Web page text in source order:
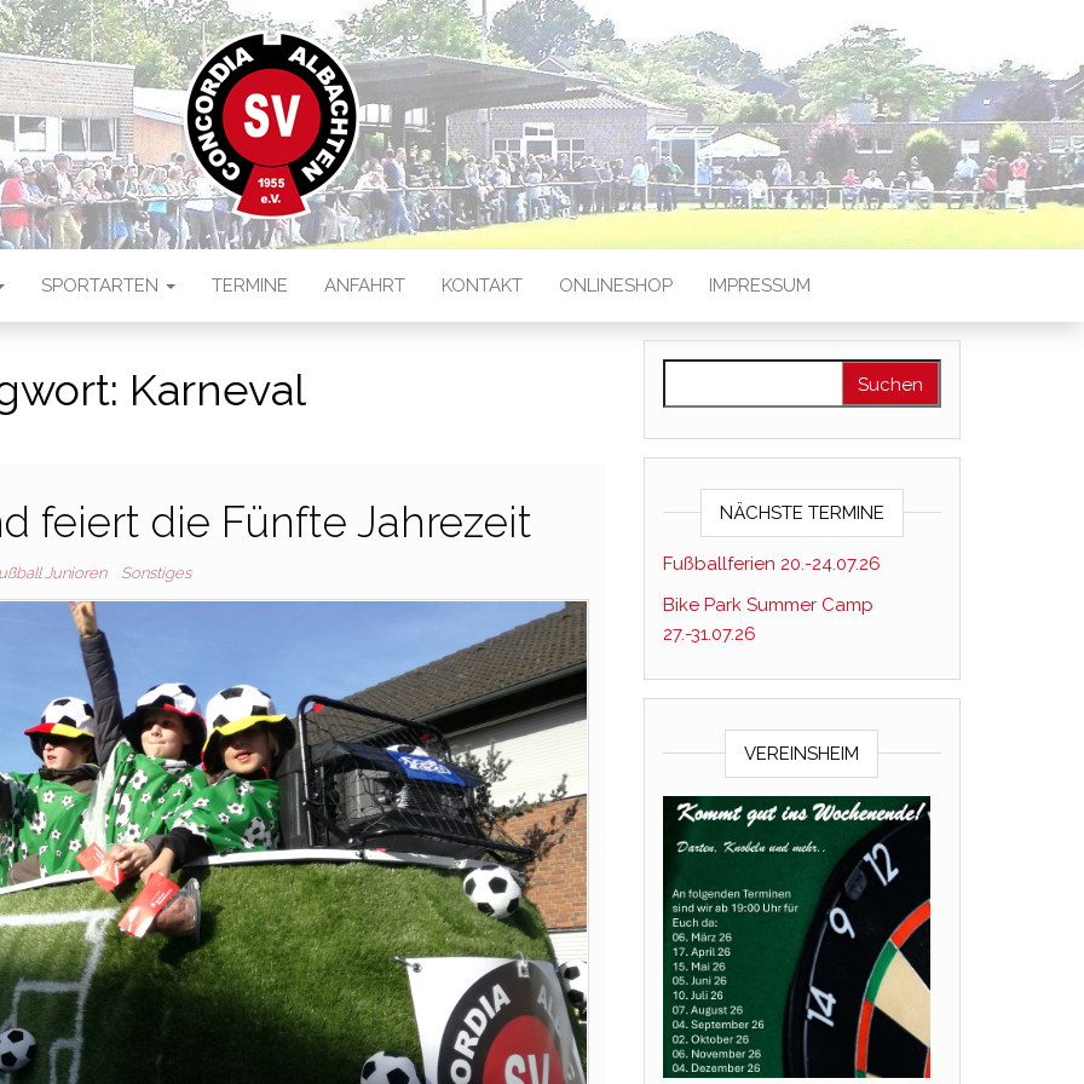
ALBACHTEN
SPORTARTEN TERMINE ANFAHRT KONTAKT ONLINESHOP IMPRESSUM
Karneval
feiert die Fünfte Jahrezeit
Junioren Sonstiges
NÄCHSTE TERMINE
Fußballferien 20.-24.07.26
Bike Park Summer Camp
27.-31.07.26
VEREINSHEIM